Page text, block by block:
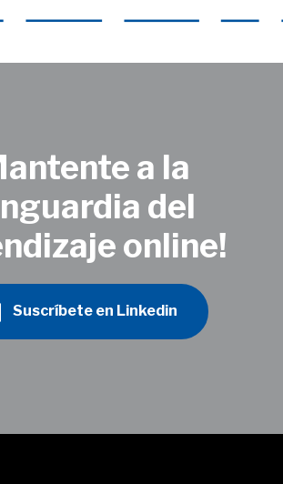
a la
del
online!
Suscríbete en Linkedin